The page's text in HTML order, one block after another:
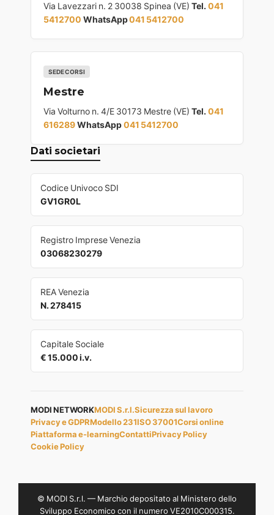
Via Lavezzari n. 2 30038 Spinea (VE) Tel. 041
5412700 WhatsApp041 5412700
SEDE CORSI
Mestre
Via Volturno n. 4/E 30173 Mestre (VE) Tel. 041
616289WhatsApp041 5412700
Dati societari
Codice Univoco SDI
GV1GR0L
Registro Imprese Venezia
03068230279
REA Venezia
N. 278415
Capitale Sociale
€ 15.000 i.v.
MODI NETWORKMODI S.r.l.Sicurezza sul lavoro
Privacy e GDPRModello 231ISO 37001Corsi online
Piattaforma e-learningContattiPrivacy Policy
Cookie Policy
© MODI S.r.l. — Marchio depositato al Ministero dello
Sviluppo Economico con il numero VE2010C000315.